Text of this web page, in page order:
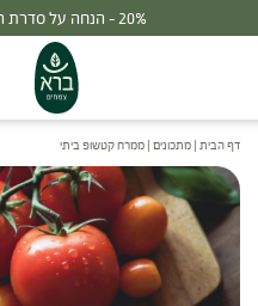
20% - הנחה על סדרת הפטריות ברכישת 2 מוצרים
דף הבית | מתכונים | ממרח קטשופ ביתי